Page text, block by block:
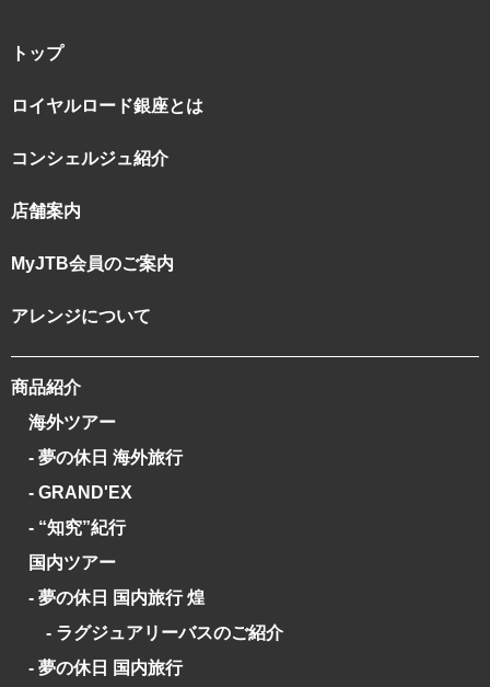
トップ
ロイヤルロード銀座とは
コンシェルジュ紹介
店舗案内
MyJTB会員のご案内
アレンジについて
商品紹介
海外ツアー
- 夢の休日 海外旅行
- GRAND'EX
- “知究”紀行
国内ツアー
- 夢の休日 国内旅行 煌
- ラグジュアリーバスのご紹介
- 夢の休日 国内旅行